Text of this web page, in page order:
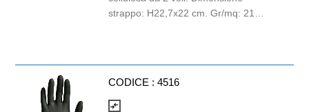
Cartone da 56 pezzi.
strappo: H22,7x22 cm. Gr/mq: 21
CODICE : 4516
compare_arrows